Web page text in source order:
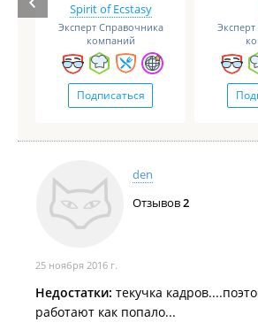
Spirit of Ecstasy
Эксперт Справочника
компаний
Подписаться
den
Отзывов2
25 ноября 2016 г.
Недостатки: текучка
работают как попало...